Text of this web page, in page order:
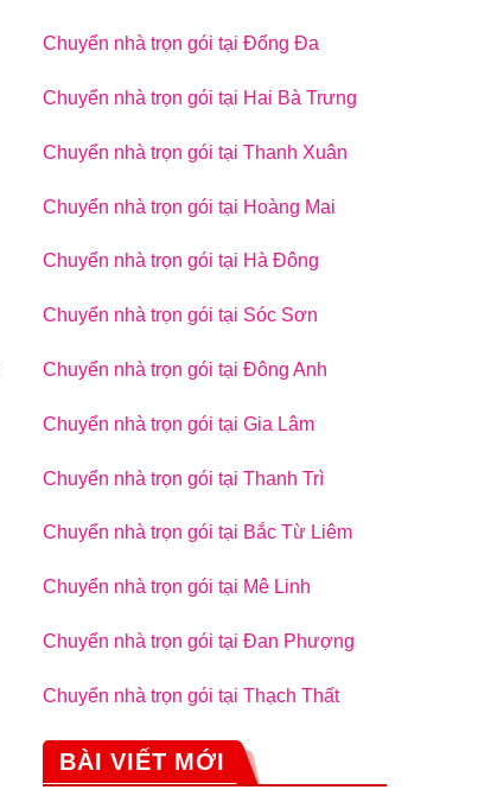
Chuyển nhà trọn gói tại Đống Đa
Chuyển nhà trọn gói tại Hai Bà Trưng
Chuyển nhà trọn gói tại Thanh Xuân
Chuyển nhà trọn gói tại Hoàng Mai
Chuyển nhà trọn gói tại Hà Đông
Chuyển nhà trọn gói tại Sóc Sơn
Chuyển nhà trọn gói tại Đông Anh
Chuyển nhà trọn gói tại Gia Lâm
Chuyển nhà trọn gói tại Thanh Trì
Chuyển nhà trọn gói tại Bắc Từ Liêm
Chuyển nhà trọn gói tại Mê Linh
Chuyển nhà trọn gói tại Đan Phượng
Chuyển nhà trọn gói tại Thạch Thất
BÀI VIẾT MỚI